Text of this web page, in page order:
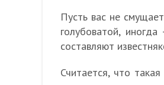
Пусть вас не
голубоватой,
составляют
Считается, что